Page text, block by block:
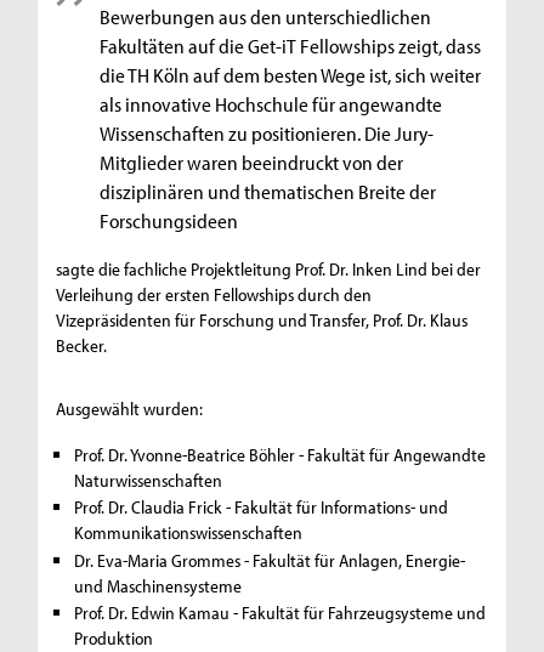
Bewerbungen aus den unterschiedlichen
Fakultäten auf die Get-iT Fellowships zeigt, dass
die TH Köln auf dem besten Wege ist, sich weiter
als innovative Hochschule für angewandte
Wissenschaften zu positionieren. Die Jury-
Mitglieder waren beeindruckt von der
disziplinären und thematischen Breite der
Forschungsideen
sagte die fachliche Projektleitung Prof. Dr. Inken Lind bei der
Verleihung der ersten Fellowships durch den
Vizepräsidenten für Forschung und Transfer, Prof. Dr. Klaus
Becker.
Ausgewählt wurden:
Prof. Dr. Yvonne-Beatrice Böhler - Fakultät für Angewandte
Naturwissenschaften
Prof. Dr. Claudia Frick - Fakultät für Informations- und
Kommunikationswissenschaften
Dr. Eva-Maria Grommes - Fakultät für Anlagen, Energie-
und Maschinensysteme
Prof. Dr. Edwin Kamau - Fakultät für Fahrzeugsysteme und
Produktion